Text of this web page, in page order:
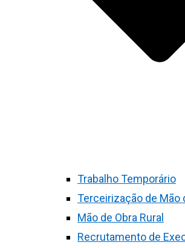
Trabalho Temporário
Terceirização de Mão
Mão de Obra Rural
Recrutamento de